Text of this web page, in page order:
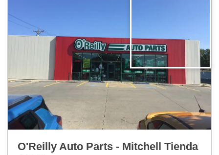
O'Reilly Auto Parts - Mitchell Tienda